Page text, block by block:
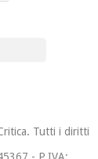
Tutti i diritti